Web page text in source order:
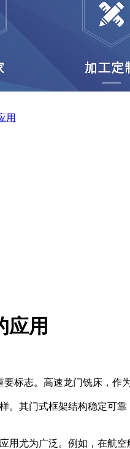
用
应用
志。高速龙门铣床，作
门式框架结构稳定可靠
尤为广泛。例如，在航